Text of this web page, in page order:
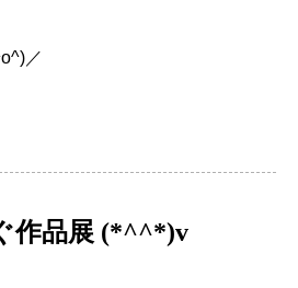
／
作品展 (*^^*)v